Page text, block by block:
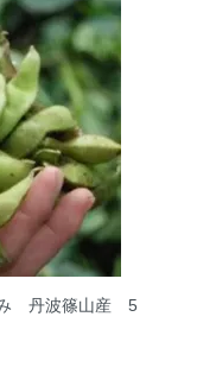
み 丹波篠山産 5